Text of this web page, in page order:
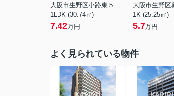
大阪市生野区小路東５丁目
1LDK (30.74㎡)
7.42万円
大阪市生野区
1K (25.25㎡)
5.7万円
よく見られている物件